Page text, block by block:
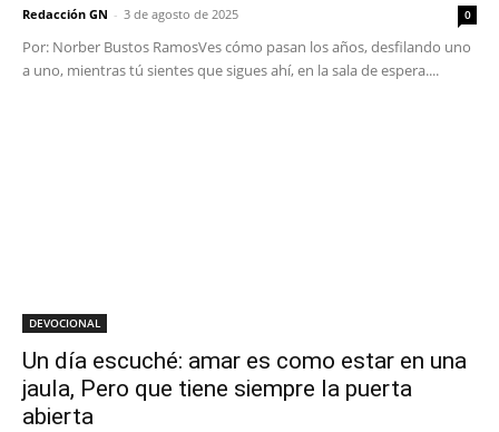
Redacción GN - 3 de agosto de 2025 0
Por: Norber Bustos RamosVes cómo pasan los años, desfilando uno
a uno, mientras tú sientes que sigues ahí, en la sala de espera....
DEVOCIONAL
Un día escuché: amar es como estar en una
jaula, Pero que tiene siempre la puerta
abierta